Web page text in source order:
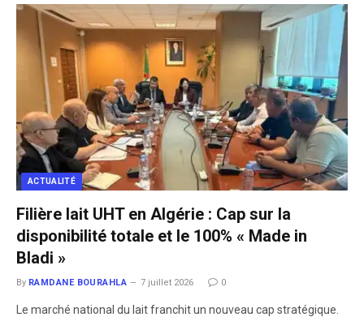
ACTUALITÉ
Filière lait UHT en Algérie : Cap sur la
disponibilité totale et le 100% « Made in
Bladi »
By RAMDANE BOURAHLA 7 juillet 2026 0
​Le marché national du lait franchit un nouveau cap stratégique.